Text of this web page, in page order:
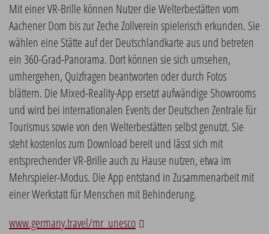
Mit einer VR-Brille können Nutzer die Welterbestätten vom
Aachener Dom bis zur Zeche Zollverein spielerisch erkunden. Sie
wählen eine Stätte auf der Deutschlandkarte aus und betreten
ein 360-Grad-Panorama. Dort können sie sich umsehen,
umhergehen, Quizfragen beantworten oder durch Fotos
blättern. Die Mixed-Reality-App ersetzt aufwändige Showrooms
und wird bei internationalen Events der Deutschen Zentrale für
Tourismus sowie von den Welterbestätten selbst genutzt. Sie
steht kostenlos zum Download bereit und lässt sich mit
entsprechender VR-Brille auch zu Hause nutzen, etwa im
Mehrspieler-Modus. Die App entstand in Zusammenarbeit mit
einer Werkstatt für Menschen mit Behinderung.
www.germany.travel/mr_unesco